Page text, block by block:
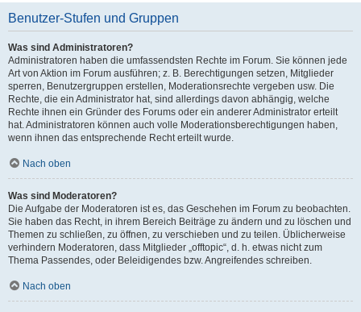
Benutzer-Stufen und Gruppen
Was sind Administratoren?
Administratoren haben die umfassendsten Rechte im Forum. Sie können jede
Art von Aktion im Forum ausführen; z. B. Berechtigungen setzen, Mitglieder
sperren, Benutzergruppen erstellen, Moderationsrechte vergeben usw. Die
Rechte, die ein Administrator hat, sind allerdings davon abhängig, welche
Rechte ihnen ein Gründer des Forums oder ein anderer Administrator erteilt
hat. Administratoren können auch volle Moderationsberechtigungen haben,
wenn ihnen das entsprechende Recht erteilt wurde.
Nach oben
Was sind Moderatoren?
Die Aufgabe der Moderatoren ist es, das Geschehen im Forum zu beobachten.
Sie haben das Recht, in ihrem Bereich Beiträge zu ändern und zu löschen und
Themen zu schließen, zu öffnen, zu verschieben und zu teilen. Üblicherweise
verhindern Moderatoren, dass Mitglieder „offtopic“, d. h. etwas nicht zum
Thema Passendes, oder Beleidigendes bzw. Angreifendes schreiben.
Nach oben